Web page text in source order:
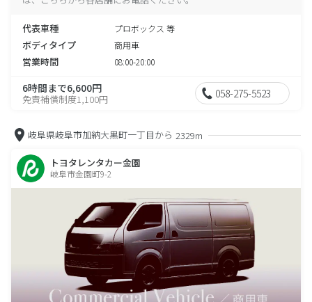
代表車種 プロボックス 等
ボディタイプ 商用車
営業時間 08:00-20:00
6時間まで6,600円
免責補償制度1,100円 058-275-5523
岐阜県岐阜市加納大黒町一丁目から 2329m
トヨタレンタカー金園
岐阜市金園町9-2